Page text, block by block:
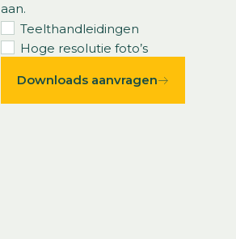
aan.
Teelthandleidingen
Hoge resolutie foto’s
Downloads aanvragen